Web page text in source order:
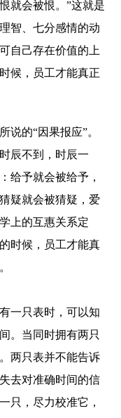
就会被恨。”这就是
智、七分感情的动
自己存在价值的上
候，员工才能真正
说的“因果报应”。
辰不到，时辰一
给予就会被给予，
疑就会被猜疑，爱
上的互惠关系定
时候，员工才能真
一只表时，可以知
。当同时拥有两只
两只表并不能告诉
去对准确时间的信
只，尽力校准它，